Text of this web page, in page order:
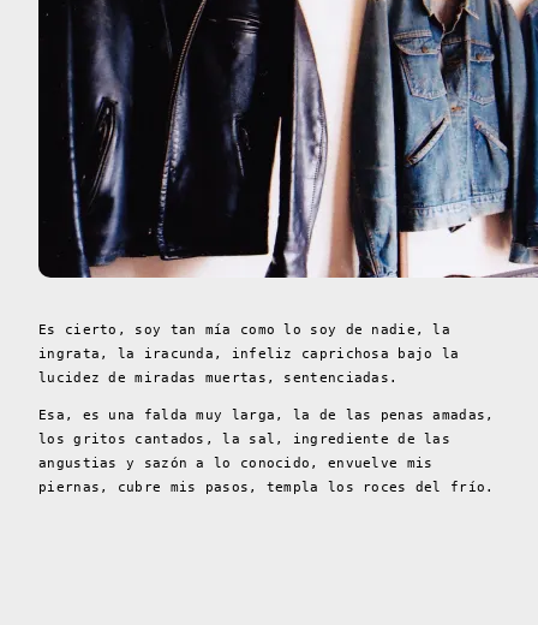
Es cierto, soy tan mía como lo soy de nadie, la
ingrata, la iracunda, infeliz caprichosa bajo la
lucidez de miradas muertas, sentenciadas.
Esa, es una falda muy larga, la de las penas amadas,
los gritos cantados, la sal, ingrediente de las
angustias y sazón a lo conocido, envuelve mis
piernas, cubre mis pasos, templa los roces del frío.